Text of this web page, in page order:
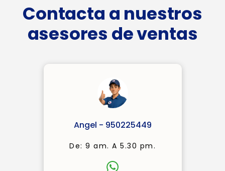
Contacta a nuestros
asesores de ventas
Angel - 950225449
De: 9 am. A 5.30 pm.